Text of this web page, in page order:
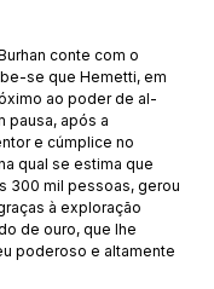
conte com o
se que Hemetti, em
ao poder de al-
pausa, após a
e cúmplice no
qual se estima que
300 mil pessoas, gerou
à exploração
de ouro, que lhe
poderoso e altamente